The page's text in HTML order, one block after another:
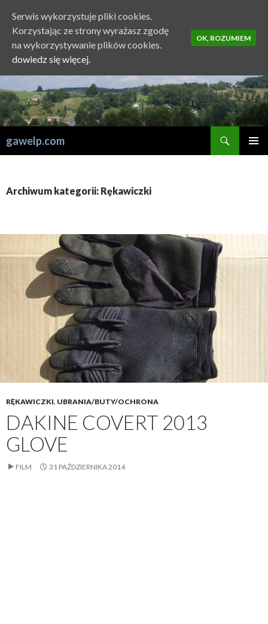
gawelp.com
Archiwum kategorii: Rękawiczki
RĘKAWICZKI, UBRANIA/BUTY/OCHRONA
DAKINE COVERT 2013
GLOVE
FILM 31 PAŹDZIERNIKA 2014
Serwis wykorzystuje pliki cookies.
Korzystając ze strony wyrażasz zgodę
na wykorzystywanie plików cookies.
dowiedz się więcej.
OK, ROZUMIEM